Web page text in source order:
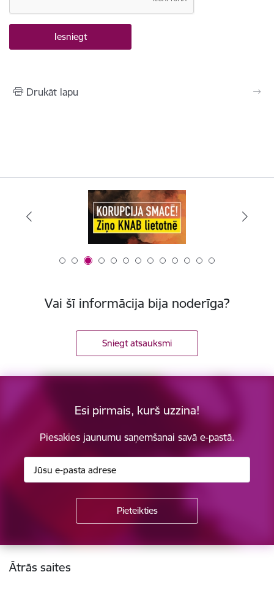
Drukāt lapu
Vai šī informācija bija noderīga?
Sniegt atsauksmi
Esi pirmais, kurš uzzina!
Piesakies jaunumu saņemšanai savā e-pastā.
Kājene
Ātrās saites